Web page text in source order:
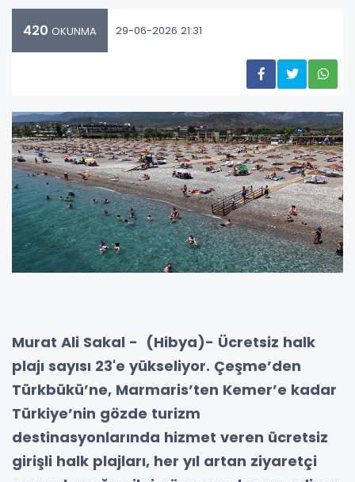
420 OKUNMA 29-06-2026 21:31
Murat Ali Sakal - (Hibya)- Ücretsiz halk
plajı sayısı 23'e yükseliyor. Çeşme’den
Türkbükü’ne, Marmaris’ten Kemer’e kadar
Türkiye’nin gözde turizm
destinasyonlarında hizmet veren ücretsiz
girişli halk plajları, her yıl artan ziyaretçi